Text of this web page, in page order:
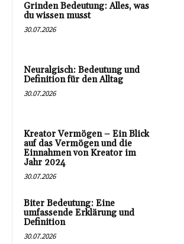
Grinden Bedeutung: Alles, was
du wissen musst
30.07.2026
Neuralgisch: Bedeutung und
Definition für den Alltag
30.07.2026
Kreator Vermögen – Ein Blick
auf das Vermögen und die
Einnahmen von Kreator im
Jahr 2024
30.07.2026
Biter Bedeutung: Eine
umfassende Erklärung und
Definition
30.07.2026